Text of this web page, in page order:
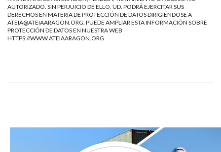
AUTORIZADO. SIN PERJUICIO DE ELLO, UD. PODRÁ EJERCITAR SUS
DERECHOS EN MATERIA DE PROTECCIÓN DE DATOS DIRIGIÉNDOSE A
ATEIA@ATEIAARAGON.ORG. PUEDE AMPLIAR ESTA INFORMACIÓN SOBRE
PROTECCIÓN DE DATOS EN NUESTRA WEB
HTTPS://WWW.ATEIAARAGON.ORG